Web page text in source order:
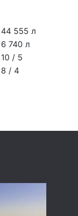
44 555 л
6 740 л
10 / 5
8 / 4